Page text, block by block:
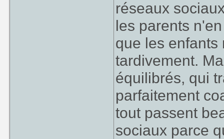
réseaux
les parents
que les enfants
tardivement.
équilibrés, qui
parfaitement
tout passent
sociaux parce